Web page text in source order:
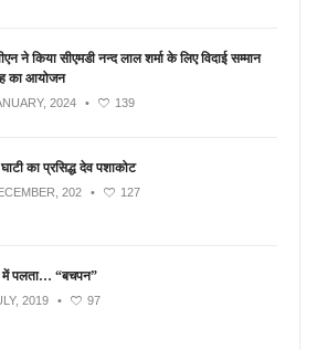
ने किया सीएमडी नन्‍द लाल शर्मा के लिए विदाई सम्मान
का आयोजन
2024 • 139
घाटी का प्रसिद्ध देव पशाकोट
202 • 127
में पलता… “बचपन”
2019 • 97